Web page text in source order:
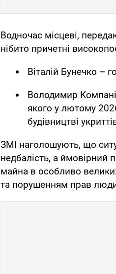
Водночас місцеві,
нібито причетні
Віталій Бунечко –
Володимир
якого у лютому
будівництві
ЗМІ наголошують, що
недбалість, а ймовірний
майна в особливо
та порушенням прав